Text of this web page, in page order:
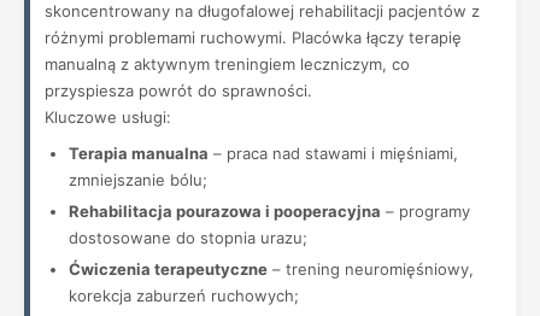
skoncentrowany na długofalowej rehabilitacji pacjentów z
różnymi problemami ruchowymi. Placówka łączy terapię
manualną z aktywnym treningiem leczniczym, co
przyspiesza powrót do sprawności.
Kluczowe usługi:
Terapia manualna – praca nad stawami i mięśniami,
zmniejszanie bólu;
Rehabilitacja pourazowa i pooperacyjna – programy
dostosowane do stopnia urazu;
Ćwiczenia terapeutyczne – trening neuromięśniowy,
korekcja zaburzeń ruchowych;